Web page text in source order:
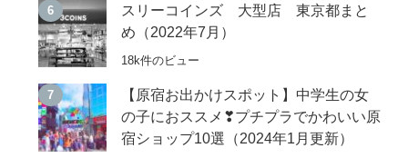
スリーコインズ 大型店 東京都まと
め（2022年7月）
18k件のビュー
【原宿お出かけスポット】中学生の女
の子におススメ❣プチプラでかわいい原
宿ショップ10選（2024年1月更新）